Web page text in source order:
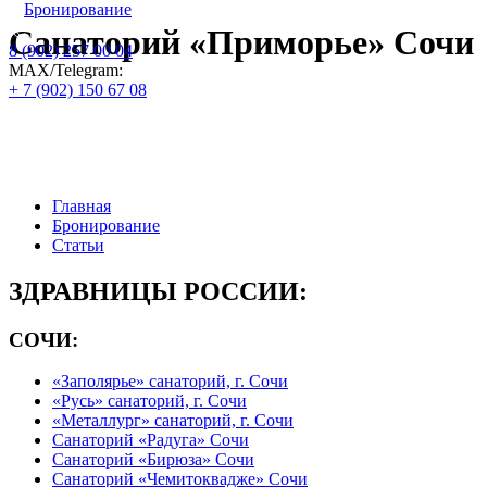
Бронирование
8 (902) 257 00 04
МАХ/Telegram:
+ 7 (902) 150 67 08
Санаторий «Приморье» Сочи
Главная
Бронирование
Статьи
ЗДРАВНИЦЫ РОССИИ:
СОЧИ:
«Заполярье» санаторий, г. Сочи
«Русь» санаторий, г. Сочи
«Металлург» санаторий, г. Сочи
Санаторий «Радуга» Сочи
Санаторий «Бирюза» Сочи
Санаторий «Чемитоквадже» Сочи